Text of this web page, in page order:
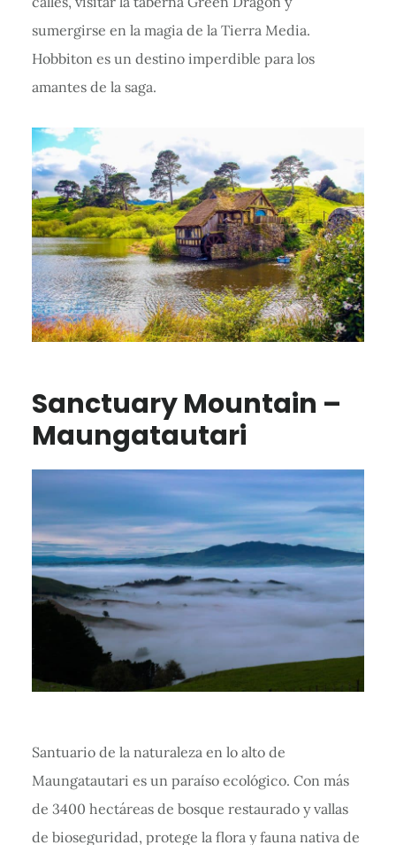
sumergirse en la magia de la Tierra Media.
Hobbiton es un destino imperdible para los
amantes de la saga.
Sanctuary Mountain –
Maungatautari
Santuario de la naturaleza en lo alto de
Maungatautari es un paraíso ecológico. Con más
de 3400 hectáreas de bosque restaurado y vallas
de bioseguridad, protege la flora y fauna nativa de